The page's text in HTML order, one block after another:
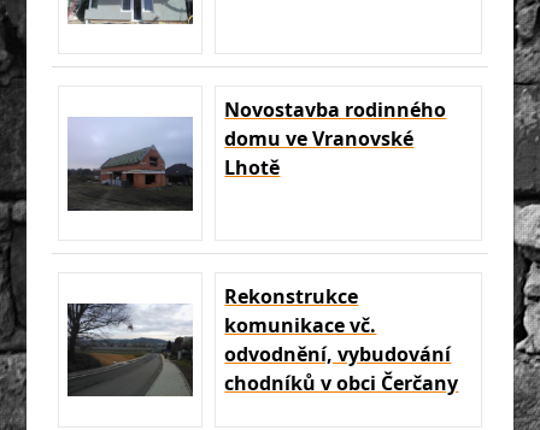
Novostavba rodinného
domu ve Vranovské
Lhotě
Rekonstrukce
komunikace vč.
odvodnění, vybudování
chodníků v obci Čerčany